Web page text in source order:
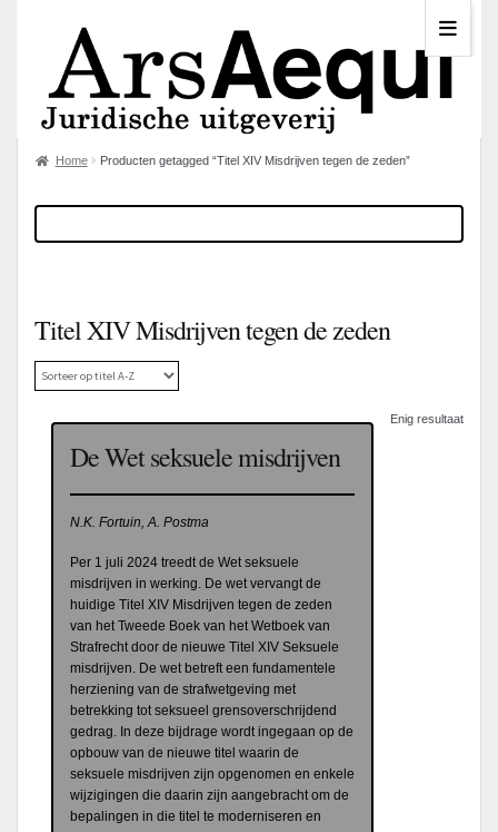
Home Producten getagged “Titel XIV Misdrijven tegen de zeden”
Titel XIV Misdrijven tegen de zeden
Enig resultaat
De Wet seksuele misdrijven
N.K. Fortuin, A. Postma
Per 1 juli 2024 treedt de Wet seksuele
misdrijven in werking. De wet vervangt de
huidige Titel XIV Misdrijven tegen de zeden
van het Tweede Boek van het Wetboek van
Strafrecht door de nieuwe Titel XIV Seksuele
misdrijven. De wet betreft een fundamentele
herziening van de strafwetgeving met
betrekking tot seksueel grensoverschrijdend
gedrag. In deze bijdrage wordt ingegaan op de
opbouw van de nieuwe titel waarin de
seksuele misdrijven zijn opgenomen en enkele
wijzigingen die daarin zijn aangebracht om de
bepalingen in die titel te moderniseren en